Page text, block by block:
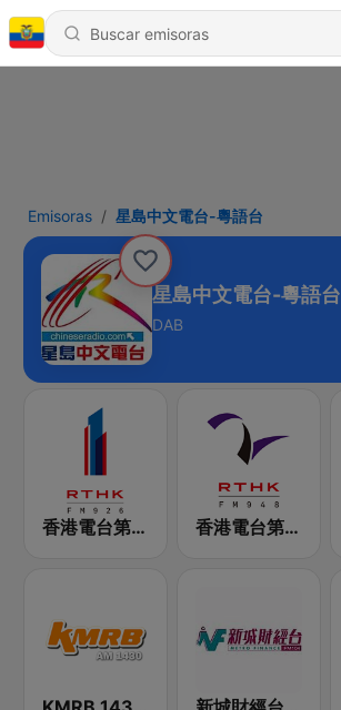
Emisoras 星島中文電台-粵語台
星島中文電台-粵語台
DAB
香港電台第一台 RTHK Radio 1 香港電台第二台 RTHK Radio 2